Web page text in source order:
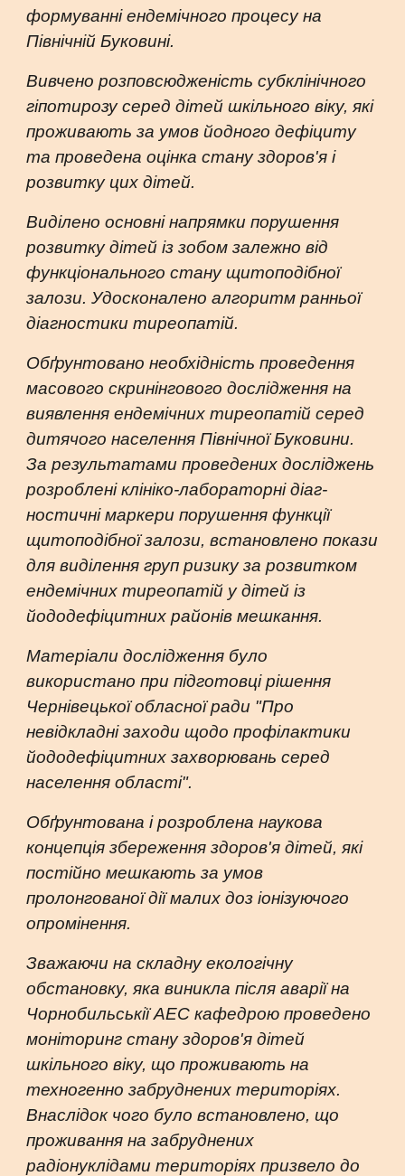
формуванні ендемічного процесу на
Північній Буковині.
Вивчено розповсюдженість субклінічного
гіпотирозу серед дітей шкільного віку, які
проживають за умов йодного дефіциту
та проведена оцінка стану здоров'я і
розвитку цих дітей.
Виділено основні напрямки порушення
розвитку дітей із зобом залежно від
функціонального стану щитоподібної
залози. Удосконалено алгоритм ранньої
діагностики тиреопатій.
Обґрунтовано необхідність проведення
масового скринінгового дослідження на
виявлення ендемічних тиреопатій серед
дитячого населення Пів­нічної Буковини.
За результатами проведених досліджень
розроблені клініко-лабораторні діаг­
ностичні маркери порушення функції
щитоподібної залози, встановлено покази
для виділення груп ризику за розвитком
ендемічних тиреопатій у дітей із
йододефіцитних районів мешкання.
Матеріали дослідження було
використано при підготовці рішення
Чернівецької обласної ради "Про
невідкладні заходи щодо профілактики
йододефіцитних захворювань серед
населення області".
Обґрунтована і розроблена наукова
концепція збереження здоров'я дітей, які
постійно мешкають за умов
пролонгованої дії малих доз іонізуючого
опромінення.
Зважаючи на складну екологічну
обстановку, яка виникла після аварії на
Чорнобильськії АЕС кафедрою проведено
моніторинг стану здоров'я дітей
шкільного віку, що проживають на
техногенно забруднених територіях.
Внаслідок чого було встановлено, що
проживання на забруднених
радіонуклідами територіях призвело до